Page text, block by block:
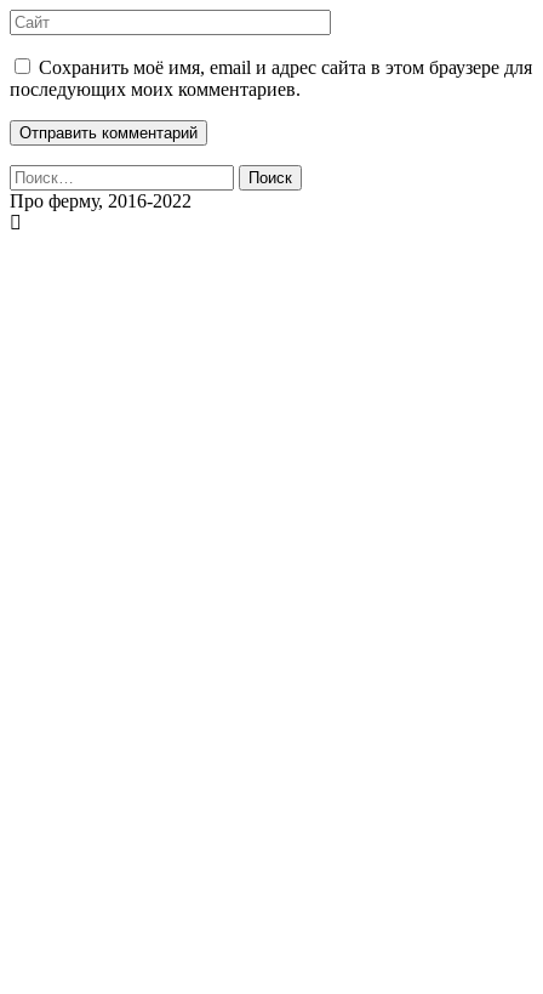
Сохранить моё имя, email и адрес сайта в этом браузере для
последующих моих комментариев.
Найти:
Про ферму, 2016-2022